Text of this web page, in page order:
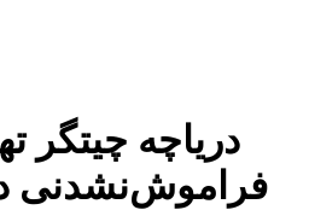
دریاچه چیتگر
فراموش‌نشدنی